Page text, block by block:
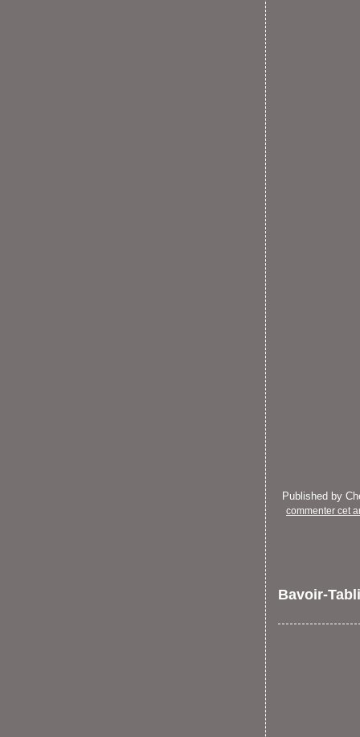
Published by
commenter cet
Bavoir-